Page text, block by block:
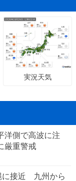
実況天気
側で高波に注
厳重警戒
に接近 九州から